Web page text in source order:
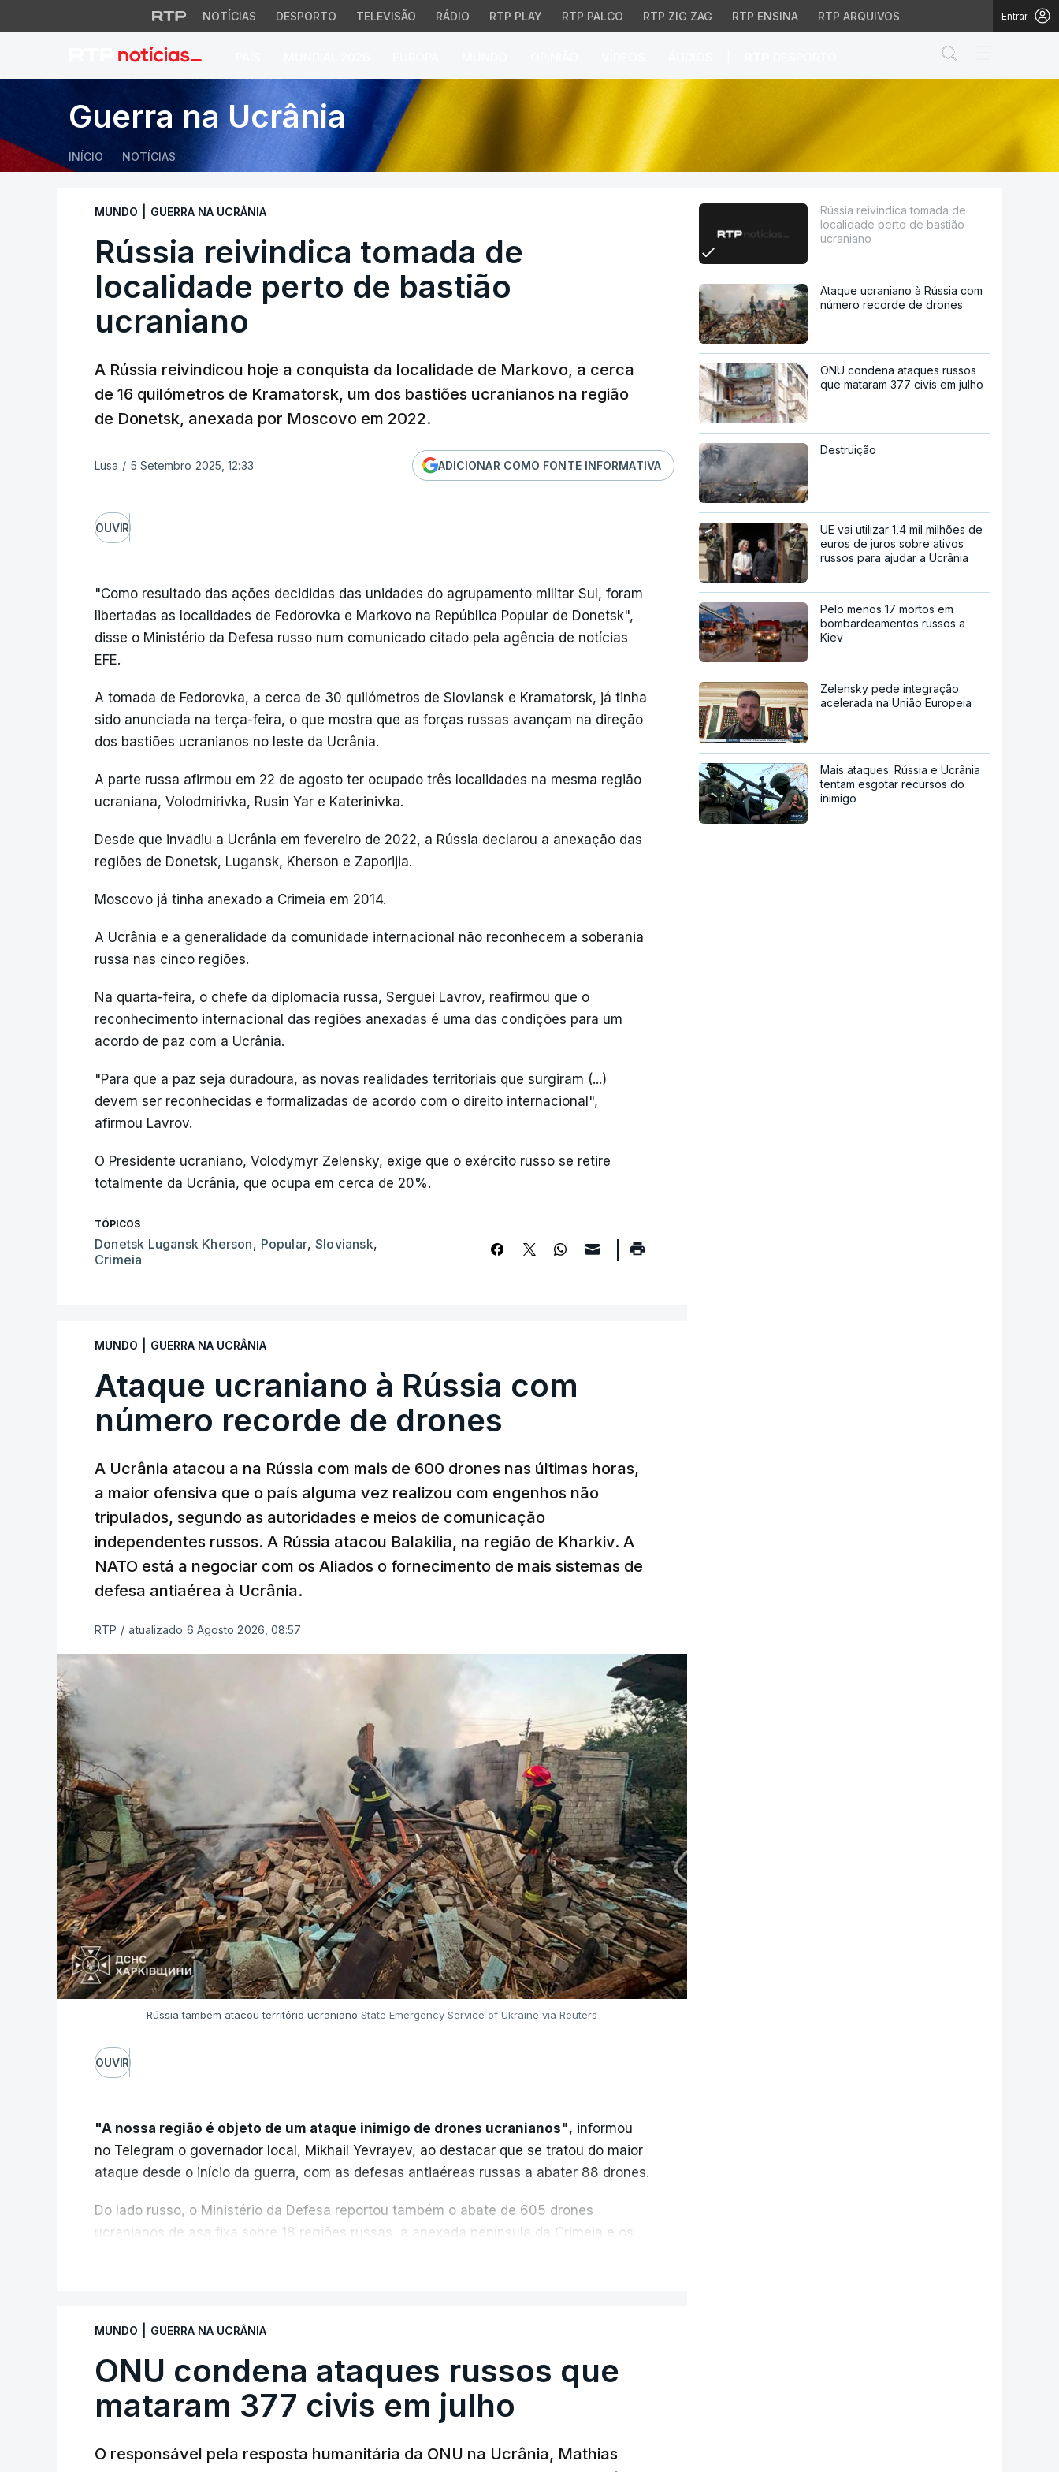
NOTÍCIAS DESPORTO TELEVISÃO RÁDIO RTP PLAY RTP PALCO RTP ZIG ZAG RTP ENSINA RTP ARQUIVOS Entrar
Rússia reivindica tomada de localidade perto de bastião
Guerra na Ucrânia
INÍCIO NOTÍCIAS
MUNDO GUERRA NA UCRÂNIA
Rússia reivindica tomada de
localidade perto de bastião
ucraniano
A Rússia reivindicou hoje a conquista da localidade de Markovo, a cerca
de 16 quilómetros de Kramatorsk, um dos bastiões ucranianos na região
de Donetsk, anexada por Moscovo em 2022.
Lusa / 5 Setembro 2025, 12:33 ADICIONAR COMO FONTE INFORMATIVA
OUVIR
"Como resultado das ações decididas das unidades do agrupamento militar Sul, foram
libertadas as localidades de Fedorovka e Markovo na República Popular de Donetsk",
disse o Ministério da Defesa russo num comunicado citado pela agência de notícias
EFE.
A tomada de Fedorovka, a cerca de 30 quilómetros de Sloviansk e Kramatorsk, já tinha
sido anunciada na terça-feira, o que mostra que as forças russas avançam na direção
dos bastiões ucranianos no leste da Ucrânia.
A parte russa afirmou em 22 de agosto ter ocupado três localidades na mesma região
ucraniana, Volodmirivka, Rusin Yar e Katerinivka.
Desde que invadiu a Ucrânia em fevereiro de 2022, a Rússia declarou a anexação das
regiões de Donetsk, Lugansk, Kherson e Zaporijia.
Moscovo já tinha anexado a Crimeia em 2014.
A Ucrânia e a generalidade da comunidade internacional não reconhecem a soberania
russa nas cinco regiões.
Na quarta-feira, o chefe da diplomacia russa, Serguei Lavrov, reafirmou que o
reconhecimento internacional das regiões anexadas é uma das condições para um
acordo de paz com a Ucrânia.
"Para que a paz seja duradoura, as novas realidades territoriais que surgiram (...)
devem ser reconhecidas e formalizadas de acordo com o direito internacional",
afirmou Lavrov.
O Presidente ucraniano, Volodymyr Zelensky, exige que o exército russo se retire
totalmente da Ucrânia, que ocupa em cerca de 20%.
TÓPICOS
Donetsk Lugansk Kherson, Popular,Sloviansk,
Crimeia
MUNDO GUERRA NA UCRÂNIA
Ataque ucraniano à Rússia com
número recorde de drones
A Ucrânia atacou a na Rússia com mais de 600 drones nas últimas horas,
a maior ofensiva que o país alguma vez realizou com engenhos não
tripulados, segundo as autoridades e meios de comunicação
independentes russos. A Rússia atacou Balakilia, na região de Kharkiv. A
NATO está a negociar com os Aliados o fornecimento de mais sistemas de
defesa antiaérea à Ucrânia.
RTP / atualizado 6 Agosto 2026, 08:57
Rússia também atacou território ucraniano State Emergency Service of Ukraine via Reuters
OUVIR
"A nossa região é objeto de um ataque inimigo de drones ucranianos", informou
no Telegram o governador local, Mikhail Yevrayev, ao destacar que se tratou do maior
ataque desde o início da guerra, com as defesas antiaéreas russas a abater 88 drones.
Do lado russo, o Ministério da Defesa reportou também o abate de 605 drones
ucranianos de asa fixa sobre 18 regiões russas, a anexada península da Crimeia e os
mortos nem feridos em consequência do ataque massivo contra Yaroslavl.
"Ardeu uma casa particular, em vários edifícios as janelas sofreram danos, vários
automóveis foram danificados. Todas as vítimas receberão indemnizações", indicou,
ao referir que "em outros locais também pode haver destroços de drones" .
Yevrayev acrescentou que devido ao ataque a circulação na autoestrada para
MUNDO GUERRA NA UCRÂNIA
ONU condena ataques russos que
mataram 377 civis em julho
O responsável pela resposta humanitária da ONU na Ucrânia, Mathias
Rússia reivindica tomada de
localidade perto de bastião
ucraniano
Ataque ucraniano à Rússia com
número recorde de drones
ONU condena ataques russos
que mataram 377 civis em julho
Destruição
UE vai utilizar 1,4 mil milhões de
euros de juros sobre ativos
russos para ajudar a Ucrânia
Pelo menos 17 mortos em
bombardeamentos russos a
Kiev
Zelensky pede integração
acelerada na União Europeia
Mais ataques. Rússia e Ucrânia
tentam esgotar recursos do
inimigo